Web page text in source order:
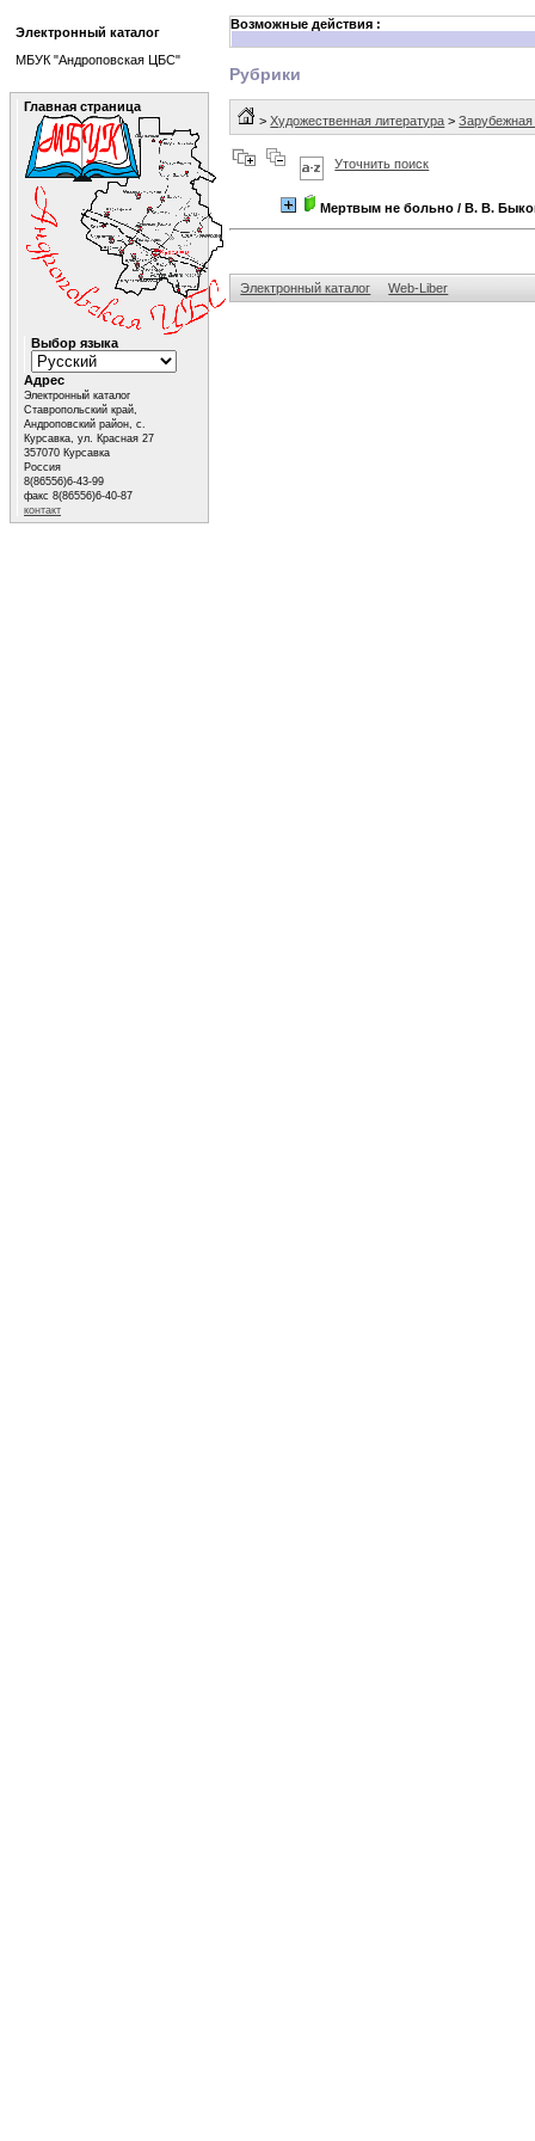
Возможные действия :
Рубрики
>Художественная литература >Зарубежная
Уточнить поиск
Мертвым не больно / В. В.
Электронный каталог Web-Liber
Электронный каталог
МБУК "Андроповская ЦБС"
Главная страница
Выбор языка
Адрес
Электронный каталог
Ставропольский край,
Андроповский район, с.
Курсавка, ул. Красная 27
357070 Курсавка
Россия
8(86556)6-43-99
факс 8(86556)6-40-87
контакт